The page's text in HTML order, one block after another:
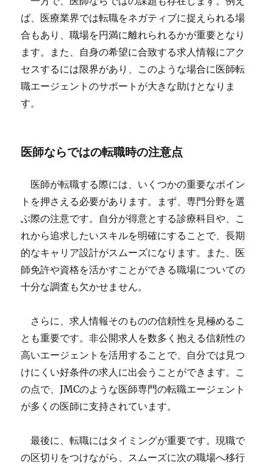
ば、医療業界では転職をネガティブに捉えられる場
合もあり、職場を円満に離れられるかが重要となり
ます。また、自身の希望に合致する求人情報にアク
セスするには限界があり、このような場合に医師転
職エージェントのサポートが大きな助けとなりま
す。
医師ならではの転職時の注意点
医師が転職する際には、いくつかの重要なポイン
トを押さえる必要があります。まず、専門分野を選
ぶ際の注意です。自分が得意とする診療科目や、こ
れから追求したいスキルを明確にすることで、長期
的なキャリア設計がスムーズになります。また、医
師免許や資格を活かすことができる職場についての
十分な調査も欠かせません。
さらに、求人情報そのものの信頼性を見極めるこ
とも重要です。非公開求人を数多く抱える信頼性の
高いエージェントを活用することで、自分では見つ
けにくい好条件の求人に出会うことができます。こ
の点で、JMCのような医師専門の転職エージェント
が多くの医師に支持されています。
最後に、転職にはタイミングが重要です。現職で
の区切りをつけながら、スムーズに次の職場へ移行